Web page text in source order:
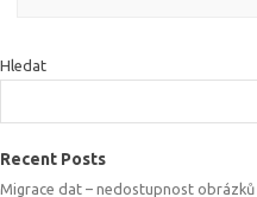
Hledat
Recent Posts
Migrace dat – nedostupnost obrázků